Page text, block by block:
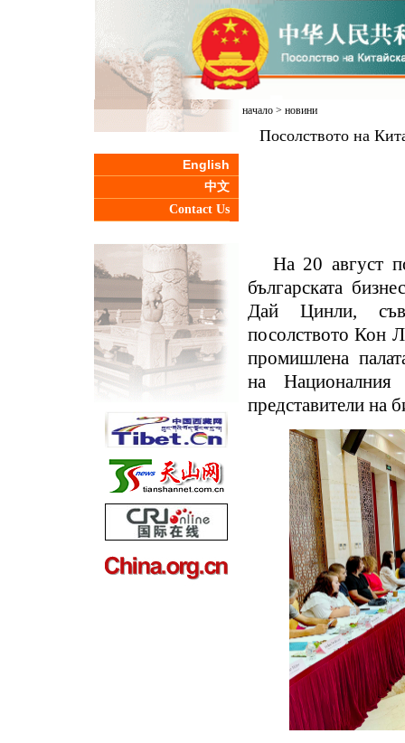
English
中文
Contact Us
начало> новини
Посолството на
На 20 август
българската
Дай Цинли,
посолството Кон
промишлена
на Националния
представители на